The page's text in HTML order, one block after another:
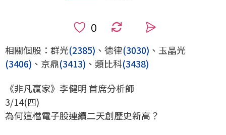
相關個股：群光(2385) 、德律(3030) 、玉晶光
(3406) 、京鼎(3413) 、類比科(3438)
《非凡贏家》李健明 首席分析師
3/14(四)
為何這檔電子股連續二天創歷史新高？